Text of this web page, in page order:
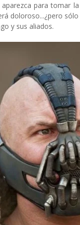
aparezca para tomar
doloroso...¿pero
y sus aliados.